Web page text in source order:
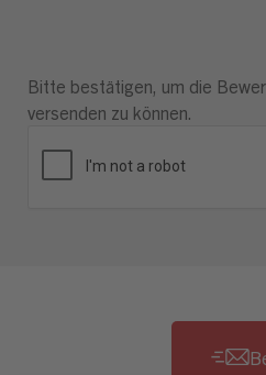
Bitte bestätigen, um die
versenden zu können.